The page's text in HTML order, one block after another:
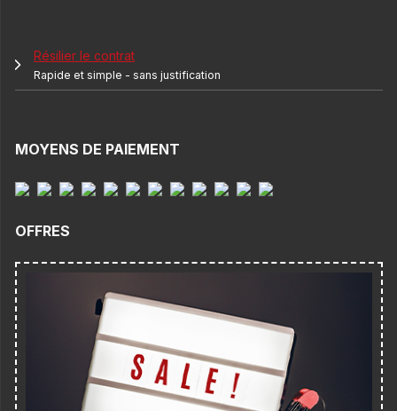
Résilier le contrat
Rapide et simple - sans justification
MOYENS DE PAIEMENT
OFFRES